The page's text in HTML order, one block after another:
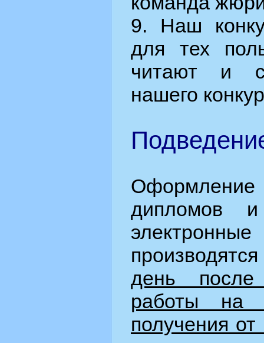
9. Наш
для тех
читают и
нашего
дипломов
день
работы на
получения